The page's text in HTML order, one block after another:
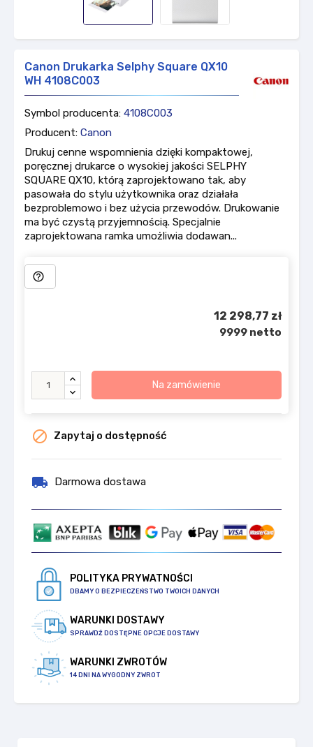
Canon Drukarka Selphy Square QX10
WH 4108C003
Symbol producenta: 4108C003
Producent: Canon
Drukuj cenne wspomnienia dzięki kompaktowej,
poręcznej drukarce o wysokiej jakości SELPHY
SQUARE QX10, którą zaprojektowano tak, aby
pasowała do stylu użytkownika oraz działała
bezproblemowo i bez użycia przewodów. Drukowanie
ma być czystą przyjemnością. Specjalnie
zaprojektowana ramka umożliwia dodawan...
help_outline
12 298,77 zł
9999 netto
Na zamówienie
 Zapytaj o dostępność
local_shipping Darmowa dostawa
POLITYKA PRYWATNOŚCI
DBAMY O BEZPIECZEŃSTWO TWOICH DANYCH
WARUNKI DOSTAWY
SPRAWDŹ DOSTĘPNE OPCJE DOSTAWY
WARUNKI ZWROTÓW
14 DNI NA WYGODNY ZWROT